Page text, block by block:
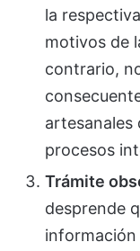
la
motivos de
contrario,
artesanales
procesos
Trámite
desprende